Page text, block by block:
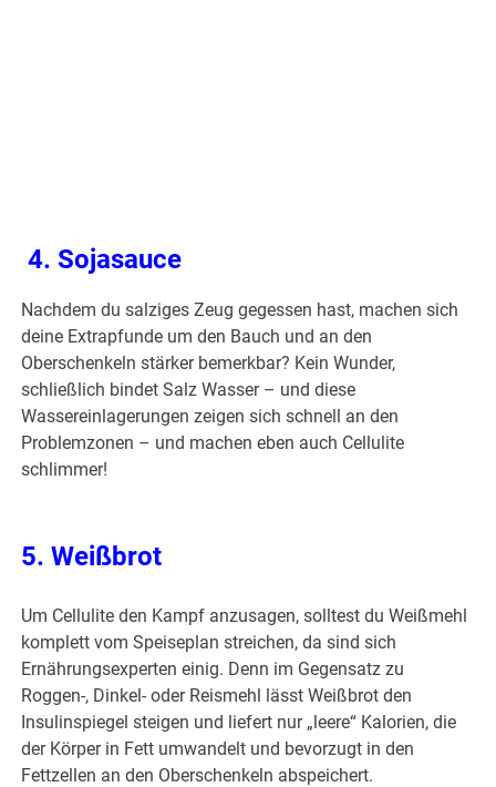
4. Sojasauce
Nachdem du salziges Zeug gegessen hast, machen sich
deine Extrapfunde um den Bauch und an den
Oberschenkeln stärker bemerkbar? Kein Wunder,
schließlich bindet Salz Wasser – und diese
Wassereinlagerungen zeigen sich schnell an den
Problemzonen – und machen eben auch Cellulite
schlimmer!
5. Weißbrot
Um Cellulite den Kampf anzusagen, solltest du Weißmehl
komplett vom Speiseplan streichen, da sind sich
Ernährungsexperten einig. Denn im Gegensatz zu
Roggen-, Dinkel- oder Reismehl lässt Weißbrot den
Insulinspiegel steigen und liefert nur „leere“ Kalorien, die
der Körper in Fett umwandelt und bevorzugt in den
Fettzellen an den Oberschenkeln abspeichert.